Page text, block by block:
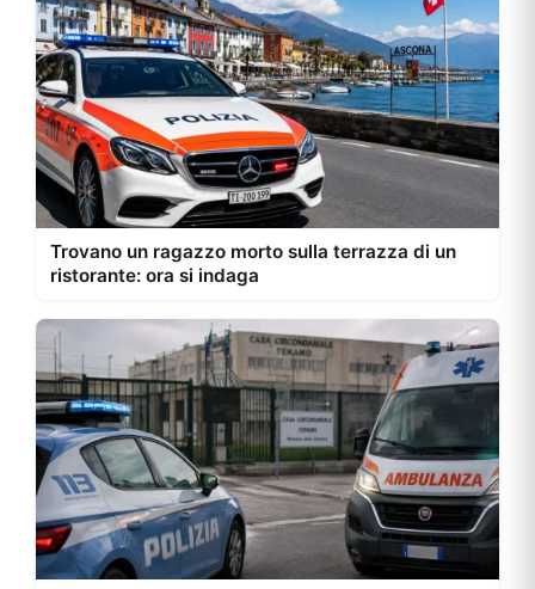
Trovano un ragazzo morto sulla terrazza di un
ristorante: ora si indaga